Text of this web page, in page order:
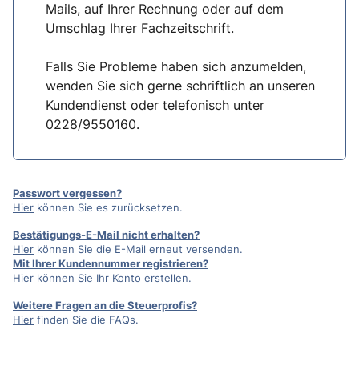
Mails, auf Ihrer Rechnung oder auf dem
Umschlag Ihrer Fachzeitschrift.
Falls Sie Probleme haben sich anzumelden,
wenden Sie sich gerne schriftlich an unseren
Kundendienst oder telefonisch unter
0228/9550160.
Passwort vergessen?
Hier können Sie es zurücksetzen.
Bestätigungs-E-Mail nicht erhalten?
Hier können Sie die E-Mail erneut versenden.
Mit Ihrer Kundennummer registrieren?
Hier können Sie Ihr Konto erstellen.
Weitere Fragen an die Steuerprofis?
Hier finden Sie die FAQs.